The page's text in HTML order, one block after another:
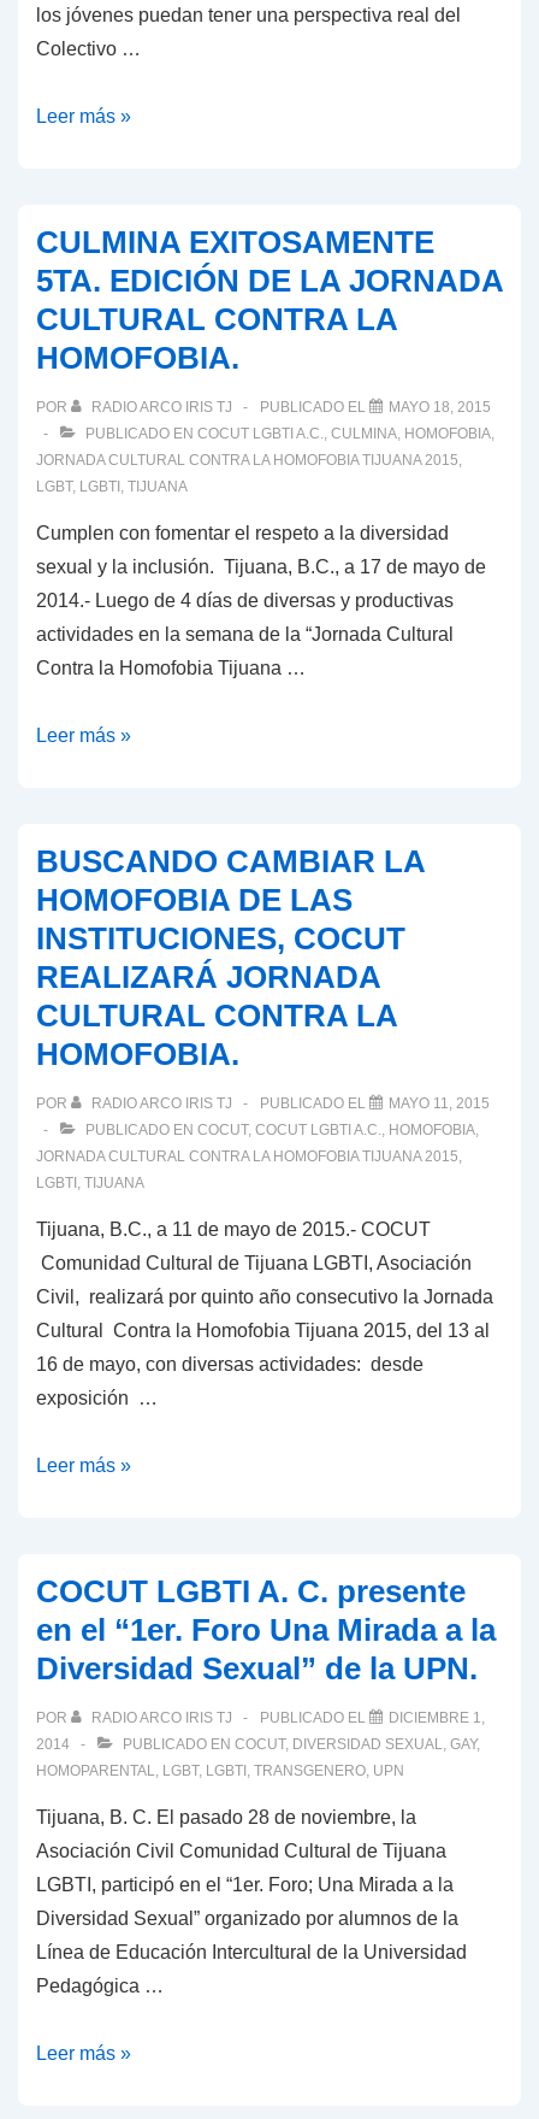
los jóvenes puedan tener una perspectiva real del
Colectivo …
PRESENTA
EN
UNIVERSIDAD
HUMANITAS
TIJUANA.
Leer más »
CULMINA EXITOSAMENTE
5TA. EDICIÓN DE LA JORNADA
CULTURAL CONTRA LA
HOMOFOBIA.
POR RADIO ARCO IRIS TJ PUBLICADO EL
MAYO 18, 2015
PUBLICADO EN COCUT LGBTI A.C., CULMINA, HOMOFOBIA,
JORNADA CULTURAL CONTRA LA HOMOFOBIA TIJUANA 2015,
LGBT, LGBTI , TIJUANA
Cumplen con fomentar el respeto a la diversidad
sexual y la inclusión. Tijuana, B.C., a 17 de mayo de
2014.- Luego de 4 días de diversas y productivas
actividades en la semana de la “Jornada Cultural
Contra la Homofobia Tijuana …
CULMINA
DE
LA
JORNADA
CULTURAL
CONTRA
HOMOFOBIA.
Leer más »
BUSCANDO CAMBIAR LA
HOMOFOBIA DE LAS
INSTITUCIONES, COCUT
REALIZARÁ JORNADA
CULTURAL CONTRA LA
HOMOFOBIA.
POR RADIO ARCO IRIS TJ PUBLICADO EL
MAYO 11, 2015
PUBLICADO EN COCUT, COCUT LGBTI A.C., HOMOFOBIA,
JORNADA CULTURAL CONTRA LA HOMOFOBIA TIJUANA 2015,
LGBTI , TIJUANA
Tijuana, B.C., a 11 de mayo de 2015.- COCUT
Comunidad Cultural de Tijuana LGBTI, Asociación
Civil, realizará por quinto año consecutivo la Jornada
Cultural Contra la Homofobia Tijuana 2015, del 13 al
16 de mayo, con diversas actividades: desde
exposición …
BUSCANDO
DE
LAS
INSTITUCIONES,
REALIZARÁ
JORNADA
Leer más »
COCUT LGBTI A. C. presente
en el “1er. Foro Una Mirada a la
Diversidad Sexual” de la UPN.
POR RADIO ARCO IRIS TJ PUBLICADO EL
DICIEMBRE 1,
2014
PUBLICADO EN COCUT, DIVERSIDAD SEXUAL, GAY,
HOMOPARENTAL, LGBT, LGBTI , TRANSGENERO, UPN
Tijuana, B. C. El pasado 28 de noviembre, la
Asociación Civil Comunidad Cultural de Tijuana
LGBTI, participó en el “1er. Foro; Una Mirada a la
Diversidad Sexual” organizado por alumnos de la
Línea de Educación Intercultural de la Universidad
Pedagógica …
COCUT
Leer más »